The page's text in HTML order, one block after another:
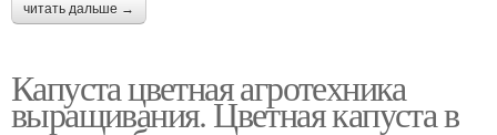
читать дальше →
Капуста цветная агротехника
выращивания. Цветная капуста в